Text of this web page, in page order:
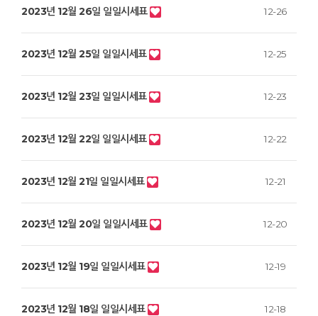
2023년 12월 26일 일일시세표 12-26
2023년 12월 25일 일일시세표 12-25
2023년 12월 23일 일일시세표 12-23
2023년 12월 22일 일일시세표 12-22
2023년 12월 21일 일일시세표 12-21
2023년 12월 20일 일일시세표 12-20
2023년 12월 19일 일일시세표 12-19
2023년 12월 18일 일일시세표 12-18